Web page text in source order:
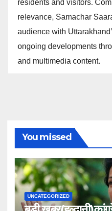
residents and visitors.
relevance, Samachar
audience with
ongoing developments
and multimedia content.
You missed
UNCATEGORIZED